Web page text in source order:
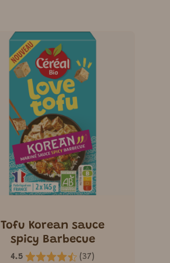
Tofu Korean sauce
spicy Barbecue
4.5 (37)